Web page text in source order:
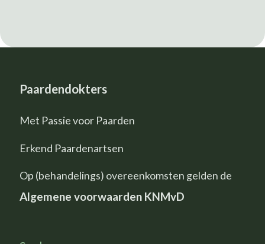
Paardendokters
Met Passie voor Paarden
Erkend Paardenartsen
Op (behandelings) overeenkomsten gelden de
Algemene voorwaarden KNMvD